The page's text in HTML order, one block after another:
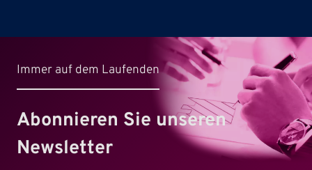
Immer auf dem Laufenden
Abonnieren Sie unseren
Newsletter